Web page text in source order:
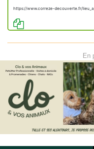
https://www.correze-decouverte.fr/
En